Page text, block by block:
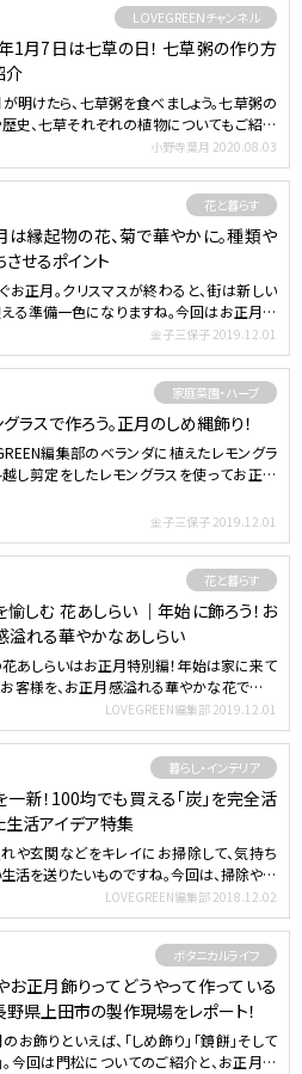
LOVEGREENチャンネル
1月7日は七草の日！ 七草粥の作り方
介
明けたら、七草粥を食べましょう。七草粥の
史、七草それぞれの植物についてもご紹介
小野寺葉月 2020.08.03
花と暮らす
は縁起物の花、菊で華やかに。種類や
せるポイント
お正月。クリスマスが終わると、街は新しい
る準備一色になりますね。今回はお正月に
金子三保子 2019.12.01
家庭菜園・ハーブ
グラスで作ろう。正月のしめ縄飾り！
編集部のベランダに植えたレモングラ
し剪定をしたレモングラスを使ってお正月
金子三保子 2019.12.01
花と暮らす
愉しむ 花あしらい ｜年始に飾ろう！お
溢れる華やかなあしらい
あしらいはお正月特別編！年始は家に来て
客様を、お正月感溢れる華やかな花で迎え
LOVEGREEN編集部 2019.12.01
暮らし・インテリア
一新！100均でも買える「炭」を完全活
生活アイデア特集
や玄関などをキレイにお掃除して、気持ち
活を送りたいものですね。今回は、掃除や普
LOVEGREEN編集部 2018.12.02
ボタニカルライフ
お正月飾りってどうやって作っている
野県上田市の製作現場をレポート！
お飾りといえば、「しめ飾り」「鏡餅」そして
。今回は門松についてのご紹介と、お正月飾